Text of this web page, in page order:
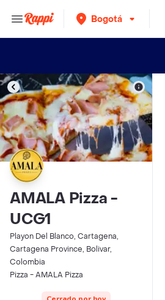
Bogotá
AMALA Pizza -
UCG1
Playon Del Blanco, Cartagena,
Cartagena Province, Bolivar,
Colombia
Pizza - AMALA Pizza